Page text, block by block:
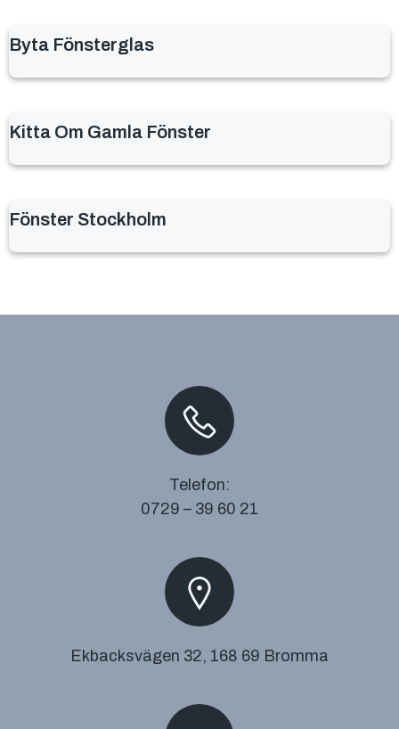
Byta Fönsterglas
Kitta Om Gamla Fönster
Fönster Stockholm
Telefon:
0729 – 39 60 21
Ekbacksvägen 32, 168 69 Bromma